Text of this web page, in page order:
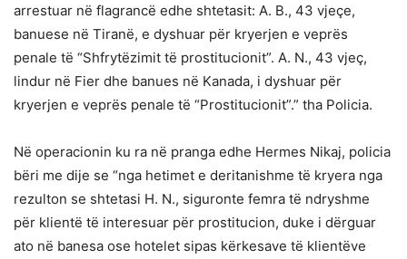
arrestuar në flagrancë edhe shtetasit: A. B., 43 vjeçe,
banuese në Tiranë, e dyshuar për kryerjen e veprës
penale të “Shfrytëzimit të prostitucionit”. A. N., 43 vjeç,
lindur në Fier dhe banues në Kanada, i dyshuar për
kryerjen e veprës penale të “Prostitucionit”.” tha Policia.
Në operacionin ku ra në pranga edhe Hermes Nikaj, policia
bëri me dije se “nga hetimet e deritanishme të kryera nga
rezulton se shtetasi H. N., siguronte femra të ndryshme
për klientë të interesuar për prostitucion, duke i dërguar
ato në banesa ose hotelet sipas kërkesave të klientëve